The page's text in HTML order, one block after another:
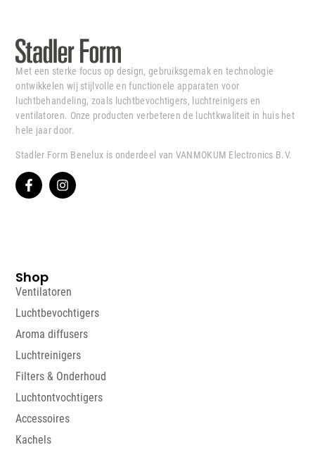
Met een sterke focus op design, gebruiksgemak en technologie
ontwikkelen wij stijlvolle en functionele apparaten voor
luchtbehandeling, zoals luchtbevochtigers, luchtreinigers en
ventilatoren. Onze producten verbeteren de luchtkwaliteit in huis het
hele jaar door.
Stadler Form Benelux is onderdeel van VANMOKUM Electronics B.V.
Shop
Ventilatoren
Luchtbevochtigers
Aroma diffusers
Luchtreinigers
Filters & Onderhoud
Luchtontvochtigers
Accessoires
Kachels